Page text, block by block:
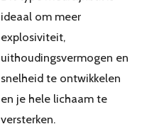
ideaal om meer
explosiviteit,
uithoudingsvermogen en
snelheid te ontwikkelen
en je hele lichaam te
versterken.